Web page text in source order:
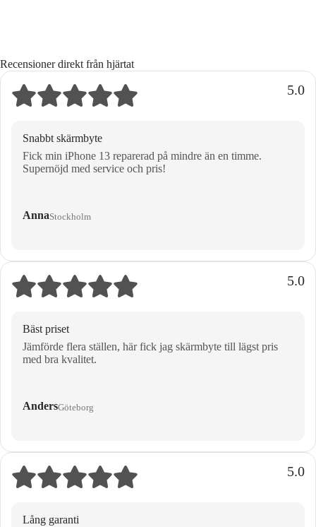
Recensioner direkt från hjärtat
5.0
Snabbt skärmbyte
Fick min iPhone 13 reparerad på mindre än en timme.
Supernöjd med service och pris!
AnnaStockholm
5.0
Bäst priset
Jämförde flera ställen, här fick jag skärmbyte till lägst pris
med bra kvalitet.
AndersGöteborg
5.0
Lång garanti